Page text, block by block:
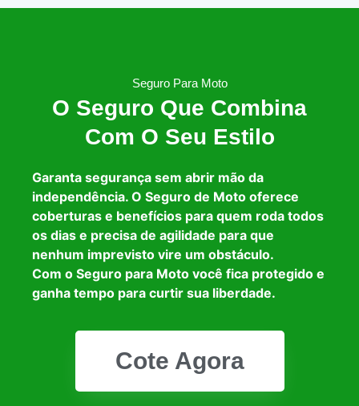
Seguro Para Moto
O Seguro Que Combina
Com O Seu Estilo
Garanta segurança sem abrir mão da
independência. O Seguro de Moto oferece
coberturas e benefícios para quem roda todos
os dias e precisa de agilidade para que
nenhum imprevisto vire um obstáculo.
Com o Seguro para Moto você fica protegido e
ganha tempo para curtir sua liberdade.
Cote Agora